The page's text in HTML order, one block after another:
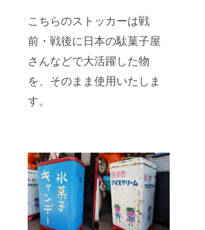
こちらのストッカーは戦
前・戦後に日本の駄菓子屋
さんなどで大活躍した物
を、そのまま使用いたしま
す。